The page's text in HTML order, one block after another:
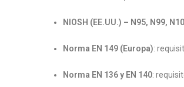
NIOSH (EE.UU.) – N95, N99,
Norma EN 149 (Europa):
Norma EN 136 y EN 140: